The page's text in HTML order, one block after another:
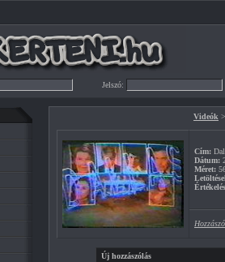
Jelszó:
Videók
Cím:
Dátum:
Méret:
Új hozzászólás